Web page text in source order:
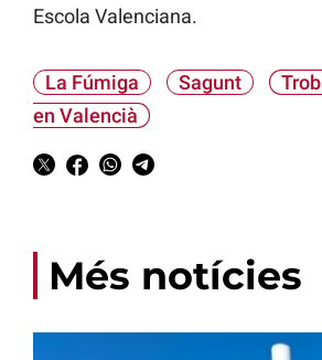
Escola Valenciana.
La Fúmiga Sagunt
en Valencià
Més notícies